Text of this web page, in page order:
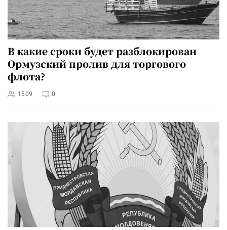
В какие сроки будет разблокирован
Ормузский пролив для торгового
флота?
1509 0